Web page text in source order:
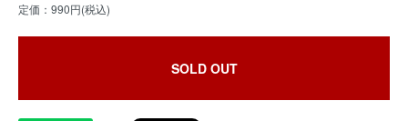
定価：990円(税込)
SOLD OUT